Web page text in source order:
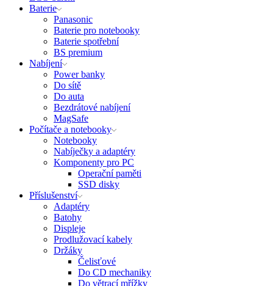
Baterie
Panasonic
Baterie pro notebooky
Baterie spotřební
BS premium
Nabíjení
Power banky
Do sítě
Do auta
Bezdrátové nabíjení
MagSafe
Počítače a notebooky
Notebooky
Nabíječky a adaptéry
Komponenty pro PC
Operační paměti
SSD disky
Příslušenství
Adaptéry
Batohy
Displeje
Prodlužovací kabely
Držáky
Čelisťové
Do CD mechaniky
Do větrací mřížky